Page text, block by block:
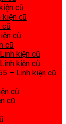
cũ
kiện cũ
cũ
cũ
cũ
kiện cũ
kiện cũ
– Linh kiện cũ
cũ
cũ